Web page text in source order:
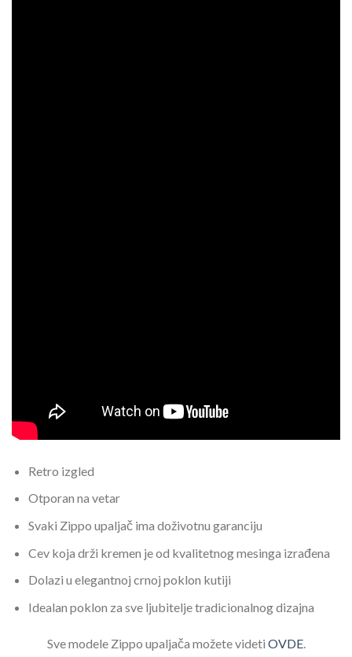
Retro izgled
Otporan na vetar
Svaki Zippo upaljač ima doživotnu garanciju
Cev koja drži kremen je od kvalitetnog mesinga izrađena
Dolazi u elegantnoj crnoj poklon kutiji
Idealan poklon za sve ljubitelje tradicionalnog dizajna
Sve modele Zippo upaljača možete videti OVDE.